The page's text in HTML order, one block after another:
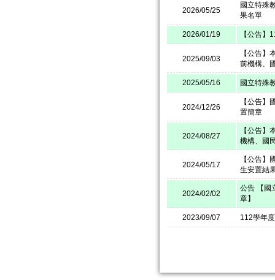
2026/05/25
國立特殊
果名單
2026/01/19 【公告
2025/09/03
【公告
前機構、
2025/05/16 國立特殊
2024/12/26
【公告
置簡章
2024/08/27
【公告
機構、國
2024/05/17
【公告
生安置結
2024/02/02
公告 【國
章】
2023/09/07 112學年